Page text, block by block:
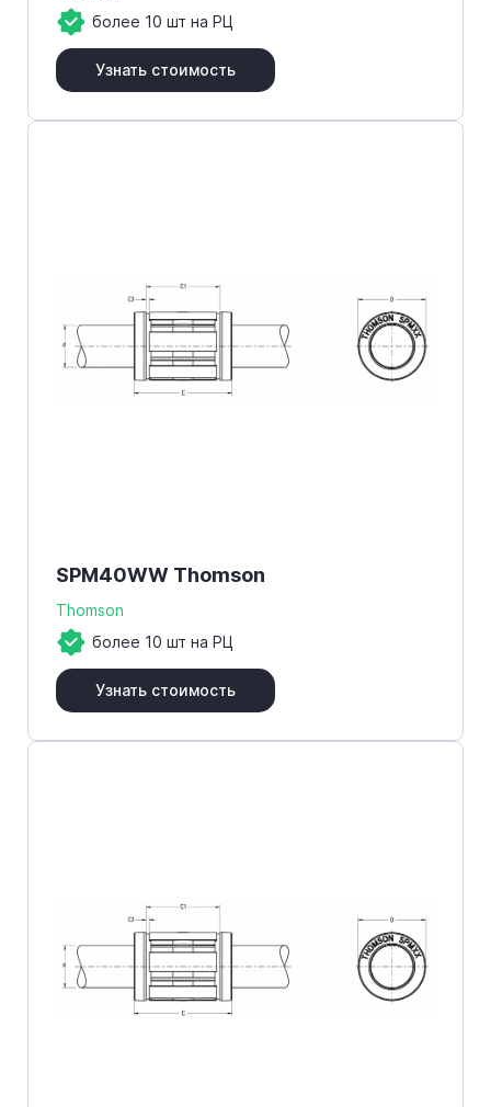
более 10 шт на РЦ
Узнать стоимость
SPM40WW Thomson
Thomson
более 10 шт на РЦ
Узнать стоимость